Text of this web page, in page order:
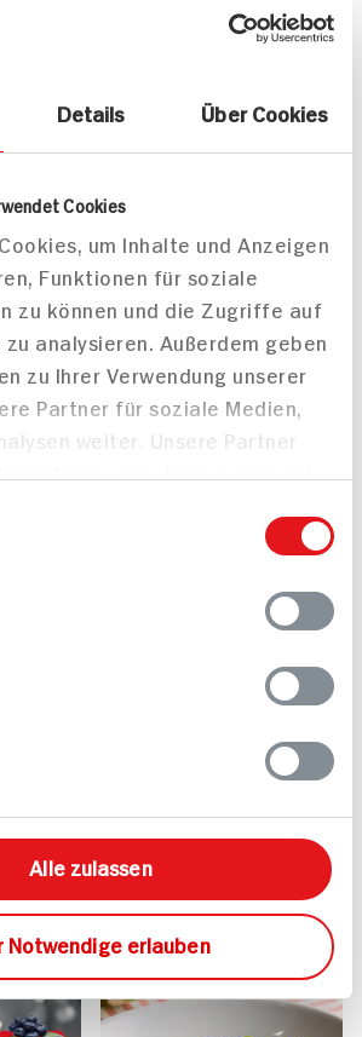
Details Über Cookies
Cookies
um Inhalte und Anzeigen
Funktionen für soziale
zu können und die Zugriffe auf
analysieren. Außerdem geben
zu Ihrer Verwendung unserer
Partner für soziale Medien,
weiter. Unsere Partner
oder die sie im Rahmen
Alle zulassen
Notwendige erlauben
Vegane Burger mit
40 min
Schweinskarree Für 4
Leicht